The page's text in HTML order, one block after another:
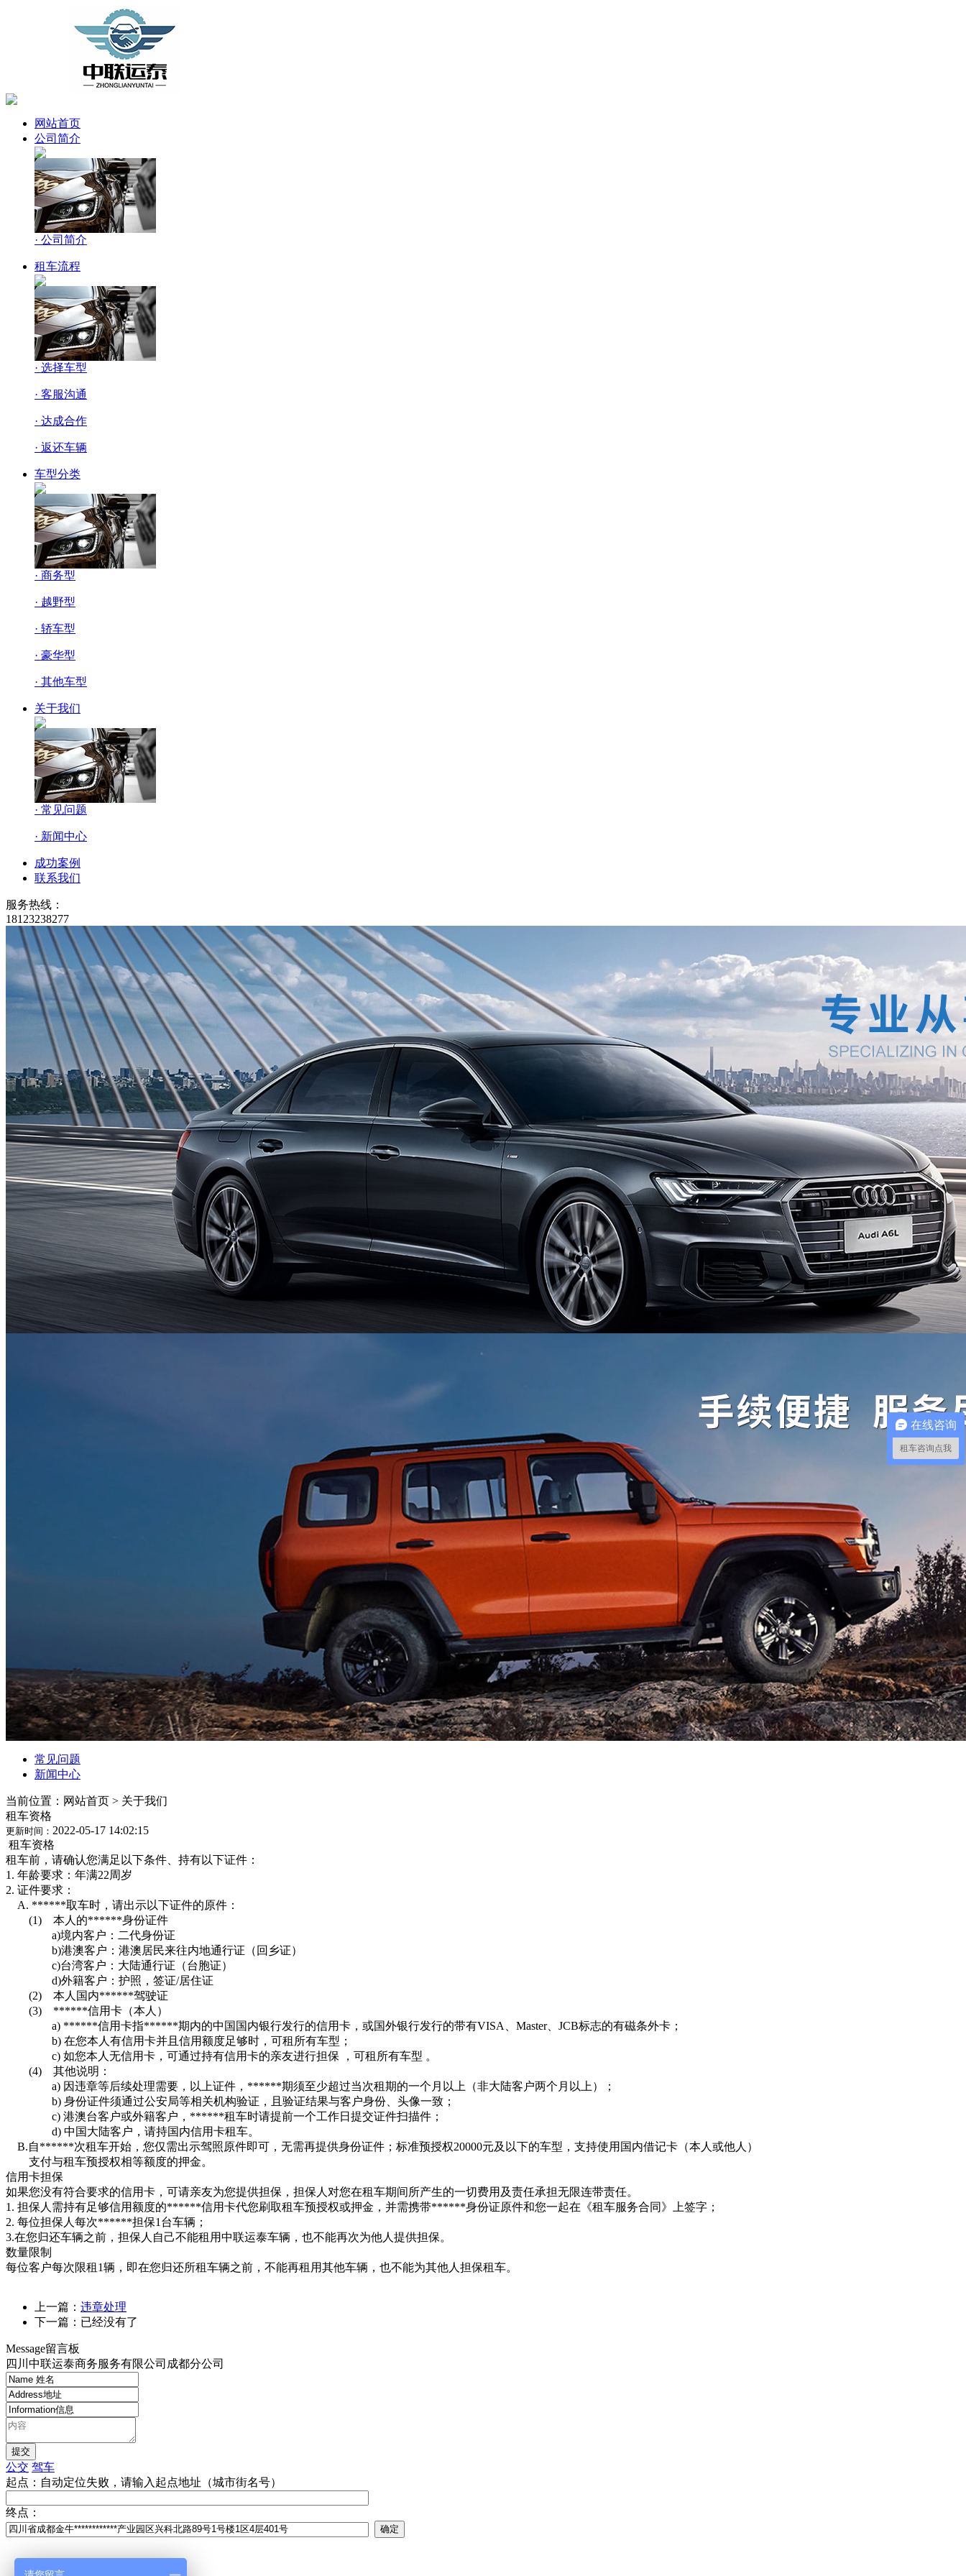
网站首页
公司简介
· 公司简介
租车流程
· 选择车型
· 客服沟通
· 达成合作
· 返还车辆
车型分类
· 商务型
· 越野型
· 轿车型
· 豪华型
· 其他车型
关于我们
· 常见问题
· 新闻中心
成功案例
联系我们
服务热线：
18123238277
常见问题
新闻中心
当前位置：网站首页 > 关于我们
租车资格
更新时间： 2022-05-17 14:02:15
租车资格
租车前，请确认您满足以下条件、持有以下证件：
1. 年龄要求：年满22周岁
2. 证件要求：
A. ******取车时，请出示以下证件的原件：
(1) 本人的******身份证件
a)境内客户：二代身份证
b)港澳客户：港澳居民来往内地通行证（回乡证）
c)台湾客户：大陆通行证（台胞证）
d)外籍客户：护照，签证/居住证
(2) 本人国内******驾驶证
(3) ******信用卡（本人）
a) ******信用卡指******期内的中国国内银行发行的信用卡，或国外银行发行的带有VISA、Master、JCB标志的有磁条外卡；
b) 在您本人有信用卡并且信用额度足够时，可租所有车型；
c) 如您本人无信用卡，可通过持有信用卡的亲友进行担保 ，可租所有车型 。
(4) 其他说明：
a) 因违章等后续处理需要，以上证件，******期须至少超过当次租期的一个月以上（非大陆客户两个月以上）；
b) 身份证件须通过公安局等相关机构验证，且验证结果与客户身份、头像一致；
c) 港澳台客户或外籍客户，******租车时请提前一个工作日提交证件扫描件；
d) 中国大陆客户，请持国内信用卡租车。
B.自******次租车开始，您仅需出示驾照原件即可，无需再提供身份证件；标准预授权20000元及以下的车型，支持使用国内借记卡（本人或他人）
支付与租车预授权相等额度的押金。
信用卡担保
如果您没有符合要求的信用卡，可请亲友为您提供担保，担保人对您在租车期间所产生的一切费用及责任承担无限连带责任。
1. 担保人需持有足够信用额度的******信用卡代您刷取租车预授权或押金，并需携带******身份证原件和您一起在《租车服务合同》上签字；
2. 每位担保人每次******担保1台车辆；
3.在您归还车辆之前，担保人自己不能租用中联运泰车辆，也不能再次为他人提供担保。
数量限制
每位客户每次限租1辆，即在您归还所租车辆之前，不能再租用其他车辆，也不能为其他人担保租车。
上一篇： 违章处理
下一篇：已经没有了
Message留言板
四川中联运泰商务服务有限公司成都分公司
在线咨询
租车咨询点我